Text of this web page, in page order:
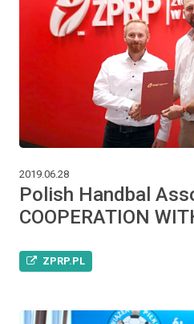
2019.06.28
Polish Handbal
COOPERATION
ZPRP.PL